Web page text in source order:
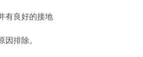
有良好的接地
排除。